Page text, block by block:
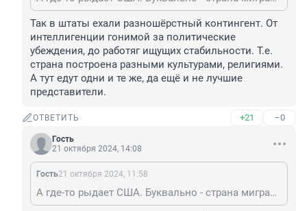
Так в штаты ехали разношёрстный контингент. От
интеллигенции гонимой за политические
убеждения, до работяг ищущих стабильности. Т.е.
страна построена разными культурами, религиями.
А тут едут одни и те же, да ещё и не лучшие
представители.
ОТВЕТИТЬ +21 –0
Гость
21 октября 2024, 14:08
Гость21 октября 2024, 11:58
А где-то рыдает США. Буквально - страна мигрантов, построенная мигрантами для мигрантов)